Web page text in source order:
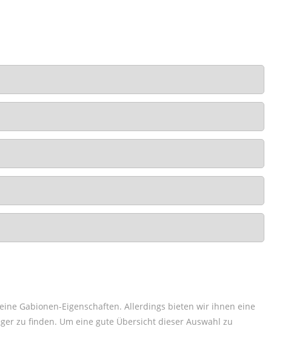
Gabionen-Eigenschaften. Allerdings bieten wir ihnen eine
zu finden. Um eine gute Übersicht dieser Auswahl zu